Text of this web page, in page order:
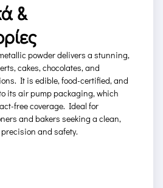
&
powder delivers a stunning,
cakes, chocolates, and
It is edible, food-certified, and
its air pump packaging, which
free coverage. Ideal for
and bakers seeking a clean,
and safety.